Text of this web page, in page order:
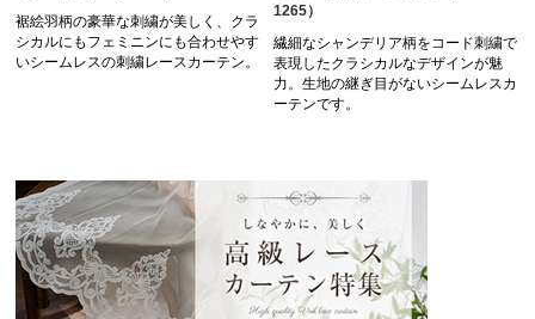
裾絵羽柄の豪華な刺繍が美しく、クラ
シカルにもフェミニンにも合わせやす
いシームレスの刺繍レースカーテン。
1265）
繊細なシャンデリア柄をコード刺繍で
表現したクラシカルなデザインが魅
力。生地の継ぎ目がないシームレスカ
ーテンです。